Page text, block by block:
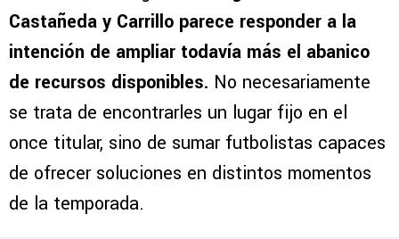
Castañeda y Carrillo parece responder a la
intención de ampliar todavía más el abanico
de recursos disponibles. No necesariamente
se trata de encontrarles un lugar fijo en el
once titular, sino de sumar futbolistas capaces
de ofrecer soluciones en distintos momentos
de la temporada.